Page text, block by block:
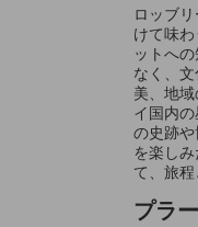
ロッブ
けて味
ットへ
なく、
美、地
イ国内
の史跡
を楽し
て、旅
プラ